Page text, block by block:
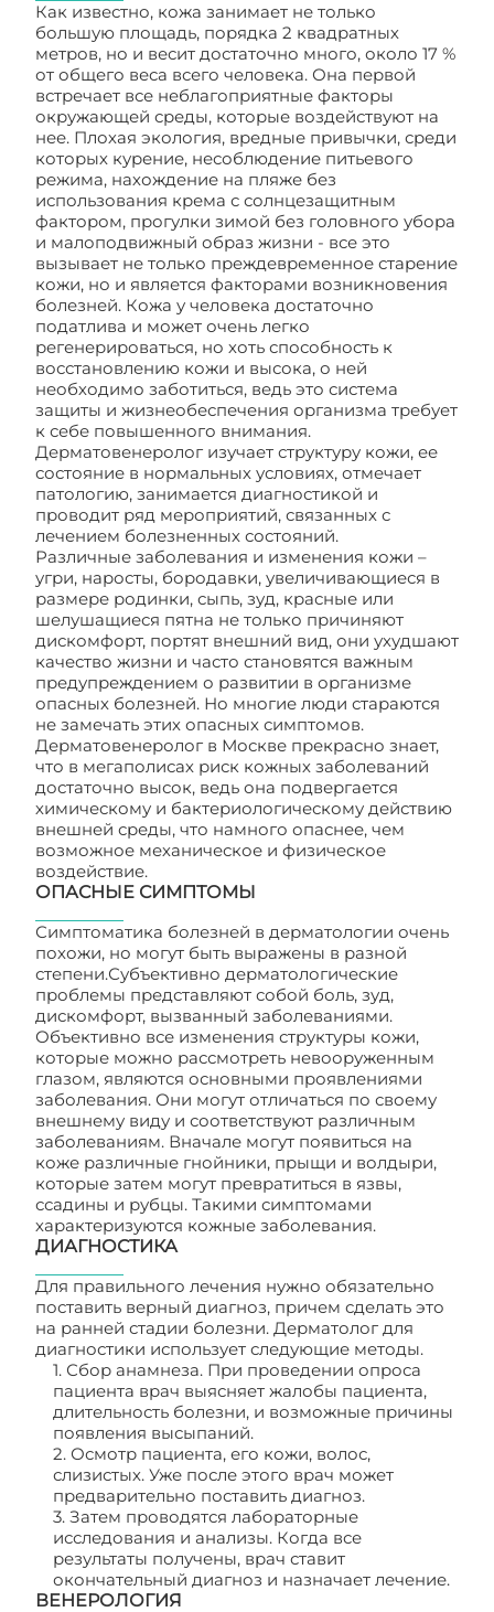
Как известно, кожа занимает не только
большую площадь, порядка 2 квадратных
метров, но и весит достаточно много, около 17 %
от общего веса всего человека. Она первой
встречает все неблагоприятные факторы
окружающей среды, которые воздействуют на
нее. Плохая экология, вредные привычки, среди
которых курение, несоблюдение питьевого
режима, нахождение на пляже без
использования крема с солнцезащитным
фактором, прогулки зимой без головного убора
и малоподвижный образ жизни - все это
вызывает не только преждевременное старение
кожи, но и является факторами возникновения
болезней. Кожа у человека достаточно
податлива и может очень легко
регенерироваться, но хоть способность к
восстановлению кожи и высока, о ней
необходимо заботиться, ведь это система
защиты и жизнеобеспечения организма требует
к себе повышенного внимания.
Дерматовенеролог изучает структуру кожи, ее
состояние в нормальных условиях, отмечает
патологию, занимается диагностикой и
проводит ряд мероприятий, связанных с
лечением болезненных состояний.
Различные заболевания и изменения кожи –
угри, наросты, бородавки, увеличивающиеся в
размере родинки, сыпь, зуд, красные или
шелушащиеся пятна не только причиняют
дискомфорт, портят внешний вид, они ухудшают
качество жизни и часто становятся важным
предупреждением о развитии в организме
опасных болезней. Но многие люди стараются
не замечать этих опасных симптомов.
Дерматовенеролог в Москве прекрасно знает,
что в мегаполисах риск кожных заболеваний
достаточно высок, ведь она подвергается
химическому и бактериологическому действию
внешней среды, что намного опаснее, чем
возможное механическое и физическое
воздействие.
ОПАСНЫЕ СИМПТОМЫ
Симптоматика болезней в дерматологии очень
похожи, но могут быть выражены в разной
степени.Субъективно дерматологические
проблемы представляют собой боль, зуд,
дискомфорт, вызванный заболеваниями.
Объективно все изменения структуры кожи,
которые можно рассмотреть невооруженным
глазом, являются основными проявлениями
заболевания. Они могут отличаться по своему
внешнему виду и соответствуют различным
заболеваниям. Вначале могут появиться на
коже различные гнойники, прыщи и волдыри,
которые затем могут превратиться в язвы,
ссадины и рубцы. Такими симптомами
характеризуются кожные заболевания.
ДИАГНОСТИКА
Для правильного лечения нужно обязательно
поставить верный диагноз, причем сделать это
на ранней стадии болезни. Дерматолог для
диагностики использует следующие методы.
1. Сбор анамнеза. При проведении опроса
пациента врач выясняет жалобы пациента,
длительность болезни, и возможные причины
появления высыпаний.
2. Осмотр пациента, его кожи, волос,
слизистых. Уже после этого врач может
предварительно поставить диагноз.
3. Затем проводятся лабораторные
исследования и анализы. Когда все
результаты получены, врач ставит
окончательный диагноз и назначает лечение.
ВЕНЕРОЛОГИЯ